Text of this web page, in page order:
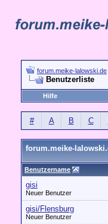
forum.meike-lalowski.de
Benutzerliste
Hilfe
# A B C
forum.meike-
Benutzername
gisi
Neuer Benutzer
gisi/Flensburg
Neuer Benutzer